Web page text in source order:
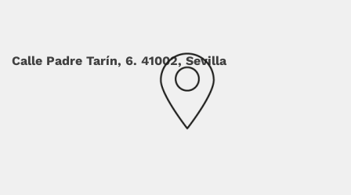
Calle Padre Tarín, 6. 41002, Sevilla